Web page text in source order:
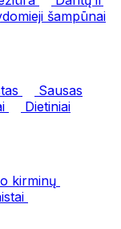
šampūnai
Sausas
Dietiniai
kirminų